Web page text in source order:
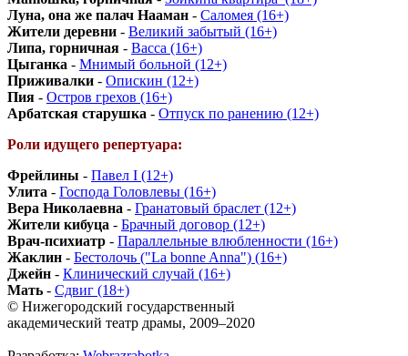
Луна, она же палач Нааман - Саломея (16+)
Жители деревни - Великий забытый (16+)
Липа, горничная - Васса (16+)
Цыганка - Мнимый больной (12+)
Приживалки - Опискин (12+)
Пия - Остров грехов (16+)
Арбатская старушка - Отпуск по ранению (12+)
Роли идущего репертуара:
Фрейлины - Павел I (12+)
Улита - Господа Головлевы (16+)
Вера Николаевна - Гранатовый браслет (12+)
Жители кибуца - Брачный договор (12+)
Врач-психиатр - Параллельные влюбленности (16+)
Жаклин - Бестолочь ("La bonne Anna") (16+)
Джейн - Клинический случай (16+)
Мать - Сдвиг (18+)
© Нижегородский государственный
академический театр драмы, 2009–2020